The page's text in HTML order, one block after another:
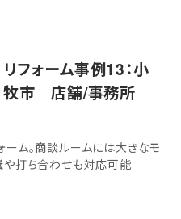
リフォーム事例13：小
牧市 店舗/事務所
ム。商談ルームには大きなモ
や打ち合わせも対応可能